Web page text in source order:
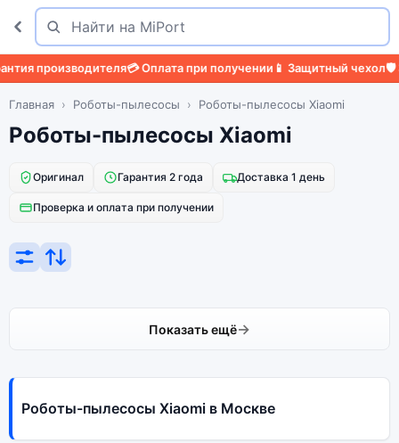
Поиск
Найти
производителя💳 Оплата при получении📱 Защитный чехол🛡️
Главная Роботы-пылесосы Роботы-пылесосы Xiaomi
Роботы-пылесосы Xiaomi
Оригинал Гарантия 2 года Доставка 1 день
Проверка и оплата при получении
Показать ещё
Роботы-пылесосы Xiaomi в Москве